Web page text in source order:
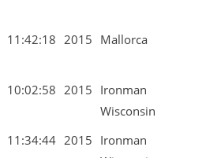
11:42:18 2015 Mallorca
10:02:58 2015 Ironman
Wisconsin
11:34:44 2015 Ironman